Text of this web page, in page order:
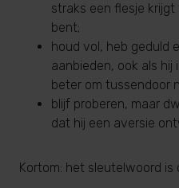
straks een flesje
bent;
houd vol, heb geduld
aanbieden, ook als hij
beter om tussendoor
blijf proberen, maar
dat hij een aversie
Kortom: het sleutelwoord is